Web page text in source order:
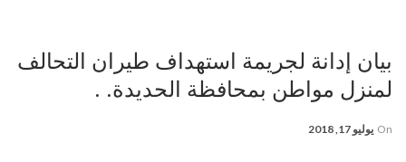
بيان إدانة لجريمة استهداف طيران التحالف
لمنزل مواطن بمحافظة الحديدة. .
On يوليو 17, 2018